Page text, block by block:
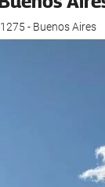
- Buenos Aires